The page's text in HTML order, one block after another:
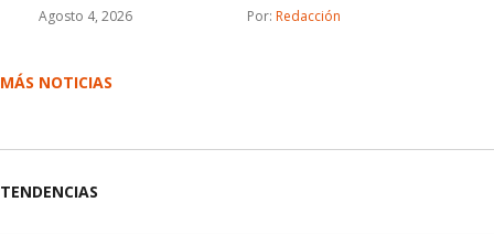
Agosto 4, 2026 Por: Redacción
MÁS NOTICIAS
TENDENCIAS